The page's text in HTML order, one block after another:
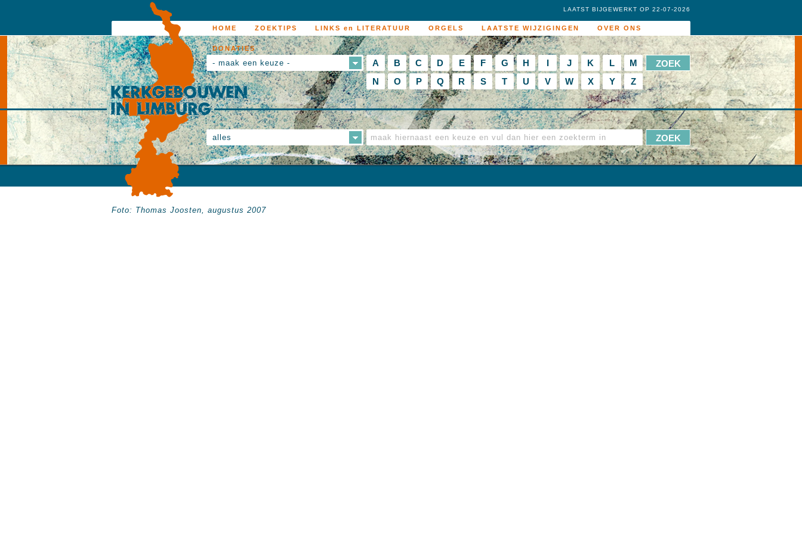
HOME ZOEKTIPS LINKS en LITERATUUR ORGELS LAATSTE WIJZIGINGEN OVER ONS
DONATIES
LAATST BIJGEWERKT OP 22-07-2026
- maak een keuze - A B C D E F G H I J K L
M
N
O P Q R S T U V W X Y Z
alles
Foto: Thomas Joosten, augustus 2007